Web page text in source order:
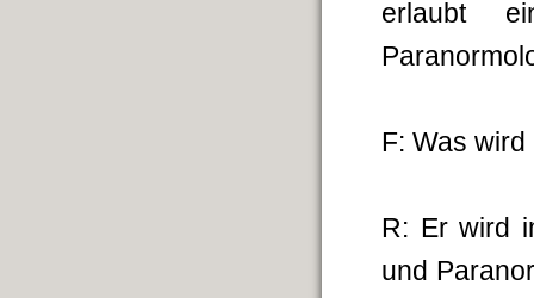
erlaubt
F: Was
R: Er wird
und